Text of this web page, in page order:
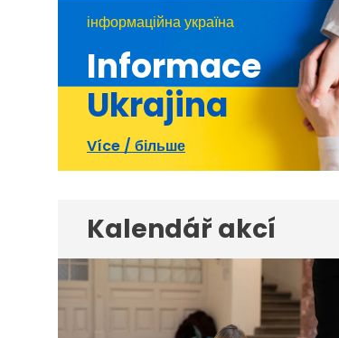
інформаційна україна
Informace
Ukrajina
Více / більше
Kalendář akcí